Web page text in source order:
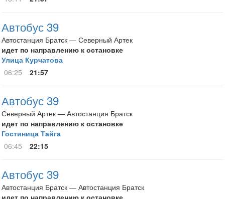
Автобус 39
Автостанция Братск — Северный Артек
идет по направлению к остановке
Улица Курчатова
06:25
21:57
Автобус 39
Северный Артек — Автостанция Братск
идет по направлению к остановке
Гостиница Тайга
06:45
22:15
Автобус 39
Автостанция Братск — Автостанция Братск
идет по направлению к остановке